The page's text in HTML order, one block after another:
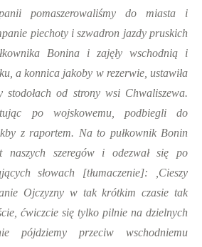
pomaszerowaliśmy do miasta i
piechoty i szwadron jazdy pruskich
Bonina i zajęły wschodnią i
a konnica jakoby w rezerwie, ustawiła
od strony wsi Chwaliszewa.
po wojskowemu, podbiegli do
z raportem. Na to pułkownik Bonin
naszych szeregów i odezwał się po
słowach [tłumaczenie]: ,Cieszy
Ojczyzny w tak krótkim czasie tak
ćwiczcie się tylko pilnie na dzielnych
pójdziemy przeciw wschodniemu